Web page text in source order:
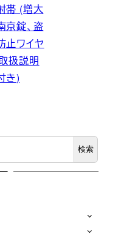
帯 (増大
京錠、盗
止ワイヤ
扱説明
き)
検索